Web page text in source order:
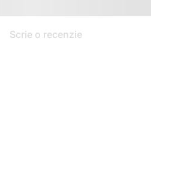
Scrie o recenzie